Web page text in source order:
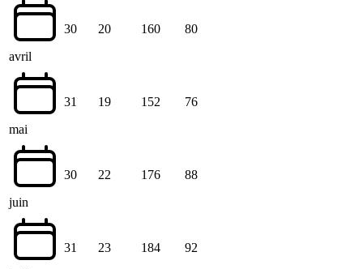
avril
30 20 160 80
mai
31 19 152 76
juin
30 22 176 88
31 23 184 92